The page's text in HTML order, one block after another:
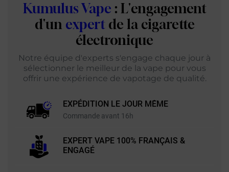
Kumulus Vape : L'engagement
d'un expert de la cigarette
électronique
Notre équipe d'experts s'engage chaque jour à
sélectionner le meilleur de la vape pour vous
offrir une expérience de vapotage de qualité.
EXPÉDITION LE JOUR MÊME
Commande avant 16h
EXPERT VAPE 100% FRANÇAIS &
ENGAGÉ